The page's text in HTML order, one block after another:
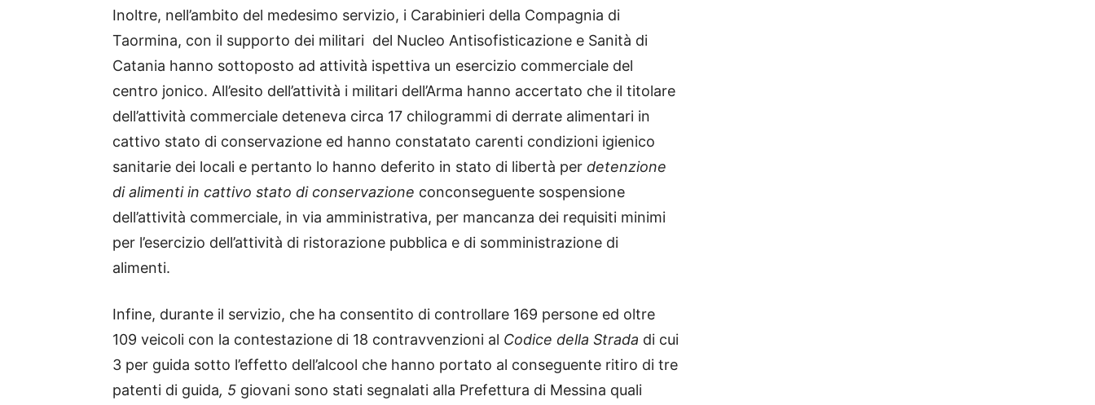
Inoltre, nell’ambito del medesimo servizio, i Carabinieri della Compagnia di
Taormina, con il supporto dei militari del Nucleo Antisofisticazione e Sanità di
Catania hanno sottoposto ad attività ispettiva un esercizio commerciale del
centro jonico. All’esito dell’attività i militari dell’Arma hanno accertato che il titolare
dell’attività commerciale deteneva circa 17 chilogrammi di derrate alimentari in
cattivo stato di conservazione ed hanno constatato carenti condizioni igienico
sanitarie dei locali e pertanto lo hanno deferito in stato di libertà per detenzione
di alimenti in cattivo stato di conservazione conconseguente sospensione
dell’attività commerciale, in via amministrativa, per mancanza dei requisiti minimi
per l’esercizio dell’attività di ristorazione pubblica e di somministrazione di
alimenti.
Infine, durante il servizio, che ha consentito di controllare 169 persone ed oltre
109 veicoli con la contestazione di 18 contravvenzioni al Codice della Strada di cui
3 per guida sotto l’effetto dell’alcool che hanno portato al conseguente ritiro di tre
patenti di guida, 5 giovani sono stati segnalati alla Prefettura di Messina quali